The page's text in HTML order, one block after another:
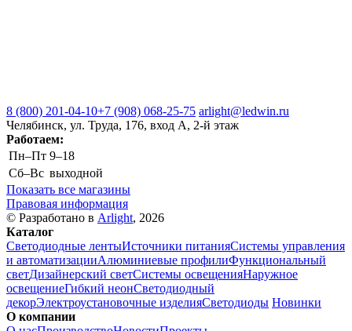
8 (800) 201-04-10+7 (908) 068-25-75 arlight@ledwin.ru
Челябинск, ул. Труда, 176, вход А, 2-й этаж
Работаем:
Пн–Пт 9–18
Сб–Вс выходной
Показать все магазины
Правовая информация
© Разработано в Arlight, 2026
Каталог
Светодиодные лентыИсточники питанияСистемы управления
и автоматизацииАлюминиевые профилиФункциональный
светДизайнерский светСистемы освещенияНаружное
освещениеГибкий неонСветодиодный
декорЭлектроустановочные изделияСветодиоды Новинки
О компании